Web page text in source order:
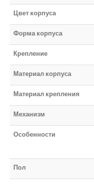
Цвет корпуса
Форма корпуса
Крепление
Материал корпуса
Материал крепления
Механизм
Особенности
Пол